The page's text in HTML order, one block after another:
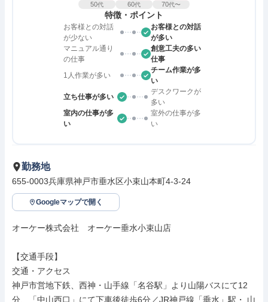
50代 60代 70代〜
特徴・ポイント
お客様との対話
が少ない
お客様との対話
が多い
マニュアル通り
の仕事
創意工夫の多い
仕事
1人作業が多い
チーム作業が多
い
立ち仕事が多い
デスクワークが
多い
室内の仕事が多
い
室外の仕事が多
い
勤務地
655-0003兵庫県神戸市垂水区小束山本町4-3-24
Googleマップで開く
オーケー株式会社　オーケー垂水小束山店
【交通手段】
交通・アクセス
神戸市営地下鉄、西神・山手線「名谷駅」より山陽バスにて12
分、「中山西口」にて下車後徒歩6分／JR神戸線「垂水」駅・ 山